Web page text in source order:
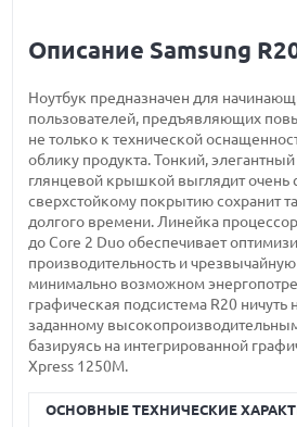
Описание Samsung
Ноутбук предназначен для
пользователей, предъявляющих
не только к технической
облику продукта. Тонкий,
глянцевой крышкой выглядит очень
сверхстойкому покрытию сохранит
долгого времени. Линейка
до Core 2 Duo обеспечивает
производительность и
минимально возможном
графическая подсистема R20 ничуть
заданному
базируясь на интегрированной
Xpress 1250M.
ОСНОВНЫЕ ТЕХНИЧЕСКИЕ